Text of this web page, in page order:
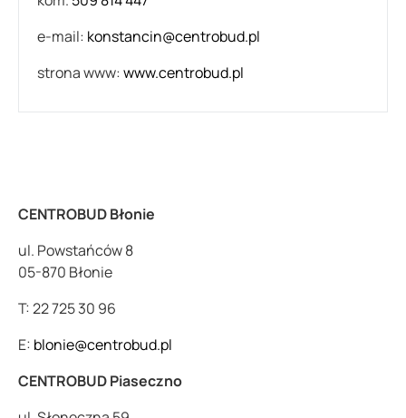
e-mail: konstancin@centrobud.pl
strona www:www.centrobud.pl
CENTROBUD Błonie
ul. Powstańców 8
05-870 Błonie
T: 22 725 30 96
E: blonie@centrobud.pl
CENTROBUD Piaseczno